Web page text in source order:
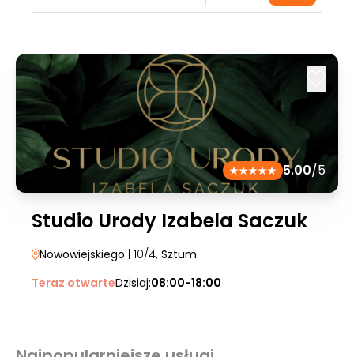
5.00/5
Studio Urody Izabela Saczuk
Nowowiejskiego | 10/4, Sztum
Teraz otwarteDzisiaj:08:00-18:00